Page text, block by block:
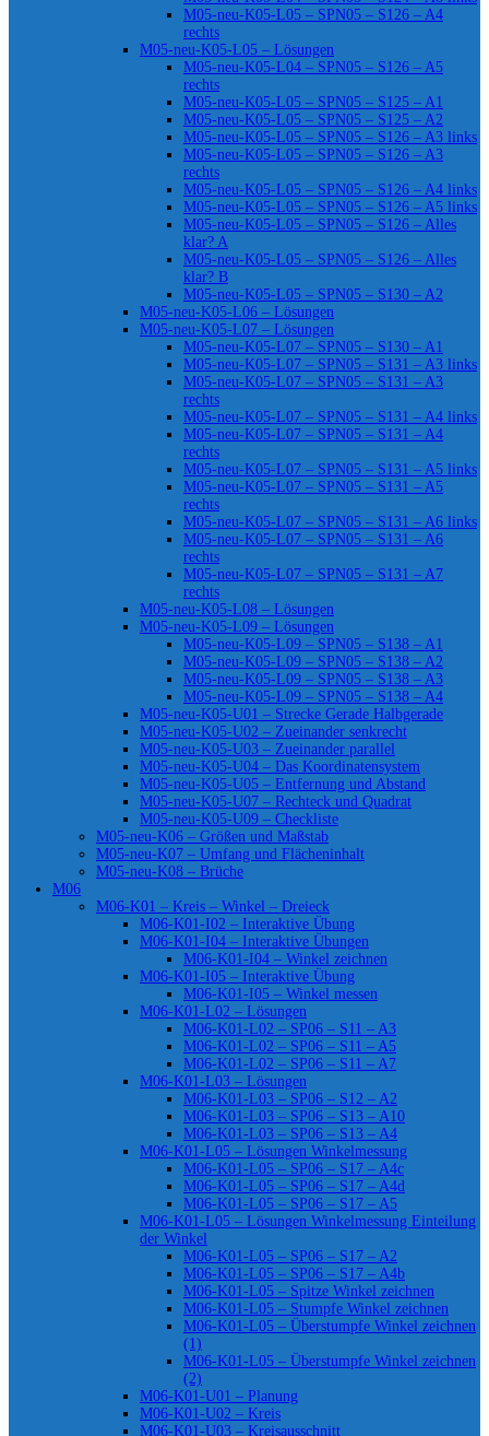
M05-neu-K05-L05 – SPN05 – S126 – A4
rechts
M05-neu-K05-L05 – Lösungen
M05-neu-K05-L04 – SPN05 – S126 – A5
rechts
M05-neu-K05-L05 – SPN05 – S125 – A1
M05-neu-K05-L05 – SPN05 – S125 – A2
M05-neu-K05-L05 – SPN05 – S126 – A3 links
M05-neu-K05-L05 – SPN05 – S126 – A3
rechts
M05-neu-K05-L05 – SPN05 – S126 – A4 links
M05-neu-K05-L05 – SPN05 – S126 – A5 links
M05-neu-K05-L05 – SPN05 – S126 – Alles
klar? A
M05-neu-K05-L05 – SPN05 – S126 – Alles
klar? B
M05-neu-K05-L05 – SPN05 – S130 – A2
M05-neu-K05-L06 – Lösungen
M05-neu-K05-L07 – Lösungen
M05-neu-K05-L07 – SPN05 – S130 – A1
M05-neu-K05-L07 – SPN05 – S131 – A3 links
M05-neu-K05-L07 – SPN05 – S131 – A3
rechts
M05-neu-K05-L07 – SPN05 – S131 – A4 links
M05-neu-K05-L07 – SPN05 – S131 – A4
rechts
M05-neu-K05-L07 – SPN05 – S131 – A5 links
M05-neu-K05-L07 – SPN05 – S131 – A5
rechts
M05-neu-K05-L07 – SPN05 – S131 – A6 links
M05-neu-K05-L07 – SPN05 – S131 – A6
rechts
M05-neu-K05-L07 – SPN05 – S131 – A7
rechts
M05-neu-K05-L08 – Lösungen
M05-neu-K05-L09 – Lösungen
M05-neu-K05-L09 – SPN05 – S138 – A1
M05-neu-K05-L09 – SPN05 – S138 – A2
M05-neu-K05-L09 – SPN05 – S138 – A3
M05-neu-K05-L09 – SPN05 – S138 – A4
M05-neu-K05-U01 – Strecke Gerade Halbgerade
M05-neu-K05-U02 – Zueinander senkrecht
M05-neu-K05-U03 – Zueinander parallel
M05-neu-K05-U04 – Das Koordinatensystem
M05-neu-K05-U05 – Entfernung und Abstand
M05-neu-K05-U07 – Rechteck und Quadrat
M05-neu-K05-U09 – Checkliste
M05-neu-K06 – Größen und Maßstab
M05-neu-K07 – Umfang und Flächeninhalt
M05-neu-K08 – Brüche
M06
M06-K01 – Kreis – Winkel – Dreieck
M06-K01-I02 – Interaktive Übung
M06-K01-I04 – Interaktive Übungen
M06-K01-I04 – Winkel zeichnen
M06-K01-I05 – Interaktive Übung
M06-K01-I05 – Winkel messen
M06-K01-L02 – Lösungen
M06-K01-L02 – SP06 – S11 – A3
M06-K01-L02 – SP06 – S11 – A5
M06-K01-L02 – SP06 – S11 – A7
M06-K01-L03 – Lösungen
M06-K01-L03 – SP06 – S12 – A2
M06-K01-L03 – SP06 – S13 – A10
M06-K01-L03 – SP06 – S13 – A4
M06-K01-L05 – Lösungen Winkelmessung
M06-K01-L05 – SP06 – S17 – A4c
M06-K01-L05 – SP06 – S17 – A4d
M06-K01-L05 – SP06 – S17 – A5
M06-K01-L05 – Lösungen Winkelmessung Einteilung
der Winkel
M06-K01-L05 – SP06 – S17 – A2
M06-K01-L05 – SP06 – S17 – A4b
M06-K01-L05 – Spitze Winkel zeichnen
M06-K01-L05 – Stumpfe Winkel zeichnen
M06-K01-L05 – Überstumpfe Winkel zeichnen
(1)
M06-K01-L05 – Überstumpfe Winkel zeichnen
(2)
M06-K01-U01 – Planung
M06-K01-U02 – Kreis
M06-K01-U03 – Kreisausschnitt